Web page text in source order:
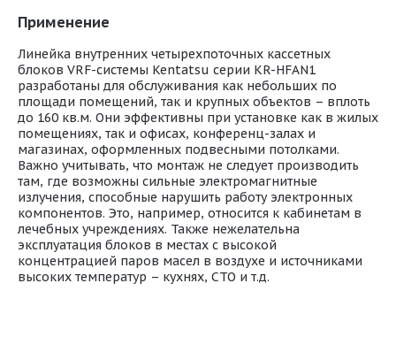
Применение
Линейка внутренних четырехпоточных кассетных
блоков VRF-системы Kentatsu серии KR-HFAN1
разработаны для обслуживания как небольших по
площади помещений, так и крупных объектов – вплоть
до 160 кв.м. Они эффективны при установке как в жилых
помещениях, так и офисах, конференц-залах и
магазинах, оформленных подвесными потолками.
Важно учитывать, что монтаж не следует производить
там, где возможны сильные электромагнитные
излучения, способные нарушить работу электронных
компонентов. Это, например, относится к кабинетам в
лечебных учреждениях. Также нежелательна
эксплуатация блоков в местах с высокой
концентрацией паров масел в воздухе и источниками
высоких температур – кухнях, СТО и т.д.